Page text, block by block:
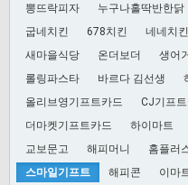
뽕뜨락피자
누구나홀딱반한닭
굽네치킨
678치킨 네네치킨
새마을식당
온더보더 생어
롤링파스타
바르다 김선생
올리브영기프트카드
CJ기프
더마켓기프트카드
하이마트
교보문고
해피머니 홈플러
스마일기프트
해피콘 이마